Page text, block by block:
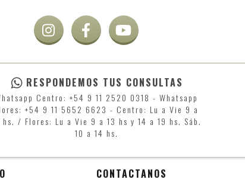
RESPONDEMOS TUS CONSULTAS
Centro: +54 9 11 2520 0318 - Whatsapp
+54 9 11 5652 6623 - Centro: Lu a Vie 9 a
hs. / Flores: Lu a Vie 9 a 13 hs y 14 a 19 hs. Sáb.
10 a 14 hs.
CONTACTANOS